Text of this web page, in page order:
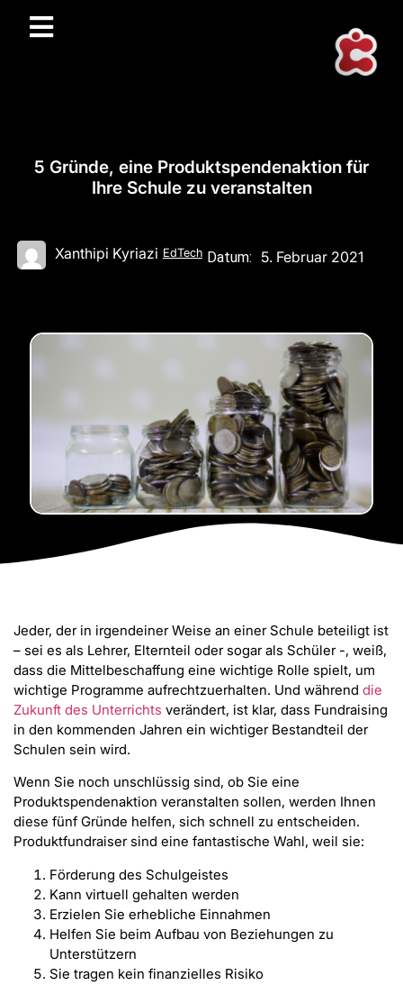
5 Gründe, eine Produktspendenaktion für
Ihre Schule zu veranstalten
Xanthipi Kyriazi EdTech Datum: 5. Februar 2021
Jeder, der in irgendeiner Weise an einer Schule beteiligt ist
– sei es als Lehrer, Elternteil oder sogar als Schüler -, weiß,
dass die Mittelbeschaffung eine wichtige Rolle spielt, um
wichtige Programme aufrechtzuerhalten. Und während die
Zukunft des Unterrichts verändert, ist klar, dass Fundraising
in den kommenden Jahren ein wichtiger Bestandteil der
Schulen sein wird.
Wenn Sie noch unschlüssig sind, ob Sie eine
Produktspendenaktion veranstalten sollen, werden Ihnen
diese fünf Gründe helfen, sich schnell zu entscheiden.
Produktfundraiser sind eine fantastische Wahl, weil sie:
Förderung des Schulgeistes
Kann virtuell gehalten werden
Erzielen Sie erhebliche Einnahmen
Helfen Sie beim Aufbau von Beziehungen zu
Unterstützern
Sie tragen kein finanzielles Risiko